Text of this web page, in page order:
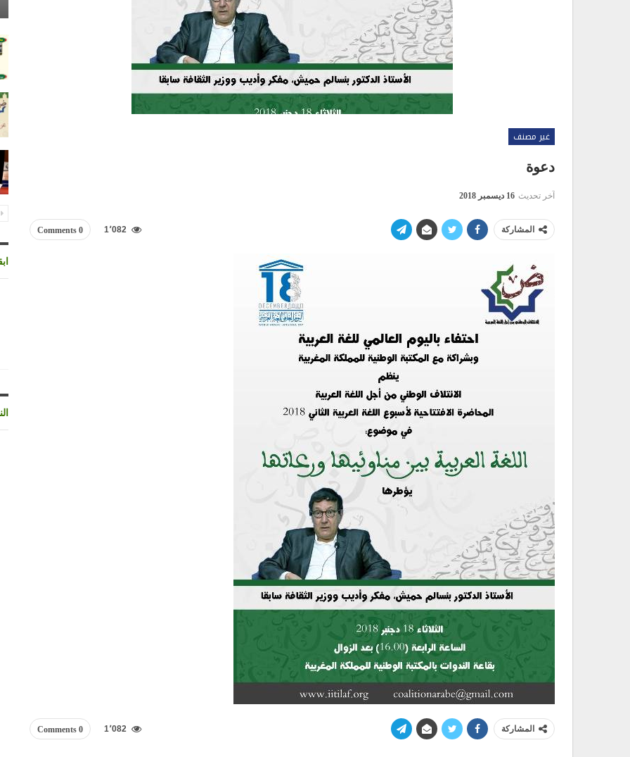
غير مصنف
دعوة
آخر تحديث 16 ديسمبر 2018
المشاركة 0 Comments 1٬082
المشاركة 0 Comments 1٬082